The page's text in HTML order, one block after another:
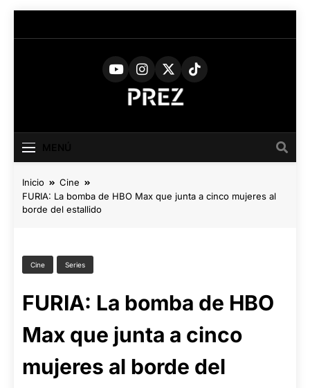
al
PREZ
MAGAZINE
Cultural
Inicio
Cine
FURIA: La bomba de HBO Max que junta a cinco mujeres al
borde del estallido
Cine Series
FURIA: La bomba de HBO
Max que junta a cinco
mujeres al borde del